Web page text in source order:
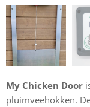
My Chicken Door
pluimveehokken.